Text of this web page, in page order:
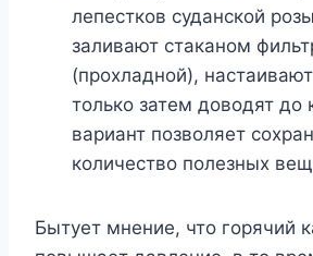
лепестков суданской
заливают стаканом
(прохладной),
только затем доводят до
вариант позволяет
количество полезных
Бытует мнение, что горячий